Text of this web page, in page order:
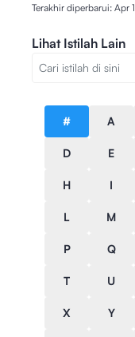
Terakhir diperbarui: Apr
Lihat Istilah Lain
# A
D E
H I
L M
P Q
T U
X Y